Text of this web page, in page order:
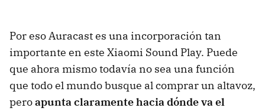
Por eso Auracast es una incorporación tan
importante en este Xiaomi Sound Play. Puede
que ahora mismo todavía no sea una función
que todo el mundo busque al comprar un altavoz,
peroapunta claramente hacia dónde va el